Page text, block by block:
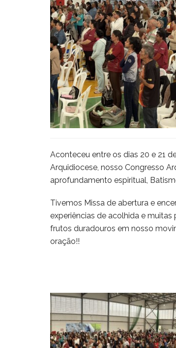
Aconteceu entre os dias 20 e 21
Arquidiocese, nosso Congresso
aprofundamento espiritual,
Tivemos Missa de abertura e
experiências de acolhida e
frutos duradouros em nosso
oração!!